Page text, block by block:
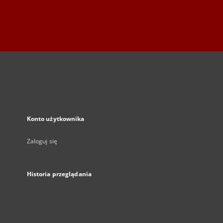
Konto użytkownika
Zaloguj się
Historia przeglądania